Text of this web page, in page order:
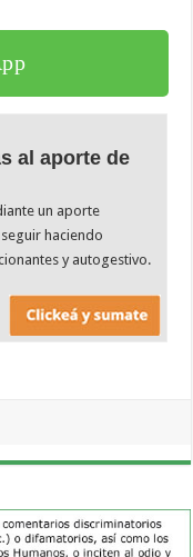
al aporte de
un aporte
haciendo
y autogestivo.